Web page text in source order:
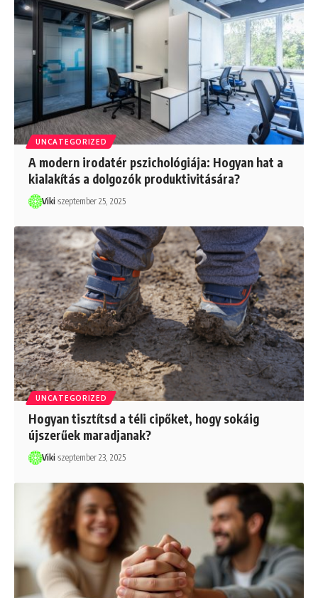
UNCATEGORIZED
A modern irodatér pszichológiája: Hogyan hat a
kialakítás a dolgozók produktivitására?
Viki szeptember 25, 2025
UNCATEGORIZED
Hogyan tisztítsd a téli cipőket, hogy sokáig
újszerűek maradjanak?
Viki szeptember 23, 2025